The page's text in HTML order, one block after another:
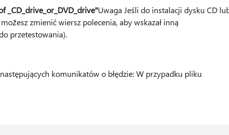
_CD_drive_or_DVD_drive"Uwaga Jeśli do instalacji dysku CD
zmienić wiersz polecenia, aby wskazał inną
przetestowania).
komunikatów o błędzie: W przypadku pliku